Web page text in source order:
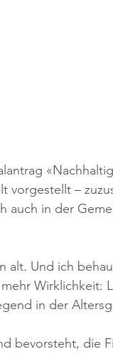
vorgestellt –
auch in der
alt. Und ich
Wirklichkeit:
in der
bevorsteht, die